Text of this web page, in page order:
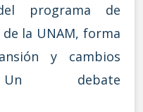
programa de
la UNAM, forma
y cambios
Un debate